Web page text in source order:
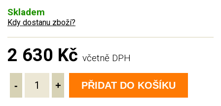
Skladem
Kdy dostanu zboží?
2 630 Kč včetně DPH
- + PŘIDAT DO KOŠÍKU